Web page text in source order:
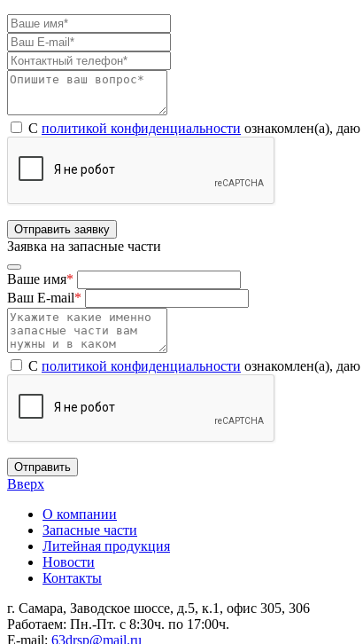
С политикой конфиденциальности ознакомлен(а), даю
Отправить заявку
Заявка на запасные части
Ваше имя*
Ваш E-mail*
С политикой конфиденциальности ознакомлен(а), даю
Отправить
Вверх
О компании
Запасные части
Литейная продукция
Новости
Контакты
г. Самара, Заводское шоссе, д.5, к.1, офис 305, 306
Работаем: Пн.-Пт. с 8:30ч. по 17:00ч.
E-mail: 63drsp@mail.ru